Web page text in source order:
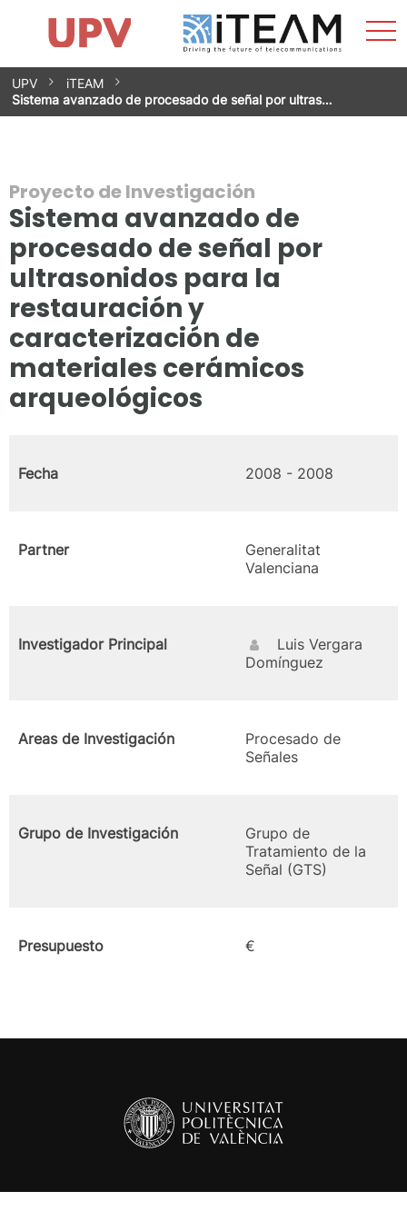
Saltar
contenido
Impacto
Grupos de investigación
Instalaciones
Spin-offs
Contacto
Prácticas
Noticias
Unidad de Igualdad
UPV
iTEAM
Sistema avanzado de procesado de señal por ultras…
Proyecto de Investigación
Sistema avanzado de
procesado de señal por
ultrasonidos para la
restauración y
caracterización de
materiales cerámicos
arqueológicos
Fecha 2008 - 2008
Partner
Generalitat
Valenciana
Investigador Principal
Luis Vergara
Domínguez
Areas de Investigación
Procesado de
Señales
Grupo de Investigación
Grupo de
Tratamiento de la
Señal (GTS)
Presupuesto €